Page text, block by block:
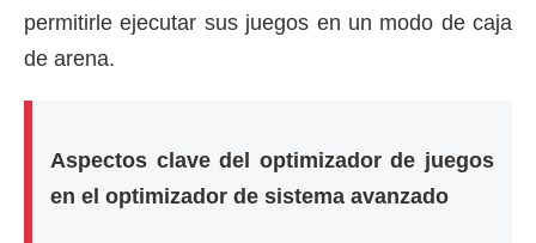
permitirle ejecutar sus juegos en un modo de caja
de arena.
Aspectos clave del optimizador de juegos
en el optimizador de sistema avanzado